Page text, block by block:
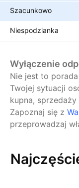
Szacunkowo
Niespodzianka
Wyłączenie
Nie jest to
Twojej sytuacji
kupna,
Zapoznaj się z
przeprowadzaj